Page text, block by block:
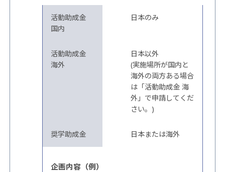
活動助成金
国内
日本のみ
活動助成金
海外
日本以外
(実施場所が国内と
海外の両方ある場合
は「活動助成金 海
外」で申請してくだ
さい。)
奨学助成金 日本または海外
企画内容（例）